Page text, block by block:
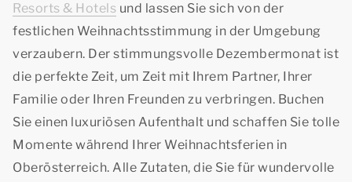
Resorts & Hotels und lassen Sie sich von der
festlichen Weihnachtsstimmung in der Umgebung
verzaubern. Der stimmungsvolle Dezembermonat ist
die perfekte Zeit, um Zeit mit Ihrem Partner, Ihrer
Familie oder Ihren Freunden zu verbringen. Buchen
Sie einen luxuriösen Aufenthalt und schaffen Sie tolle
Momente während Ihrer Weihnachtsferien in
Oberösterreich. Alle Zutaten, die Sie für wundervolle